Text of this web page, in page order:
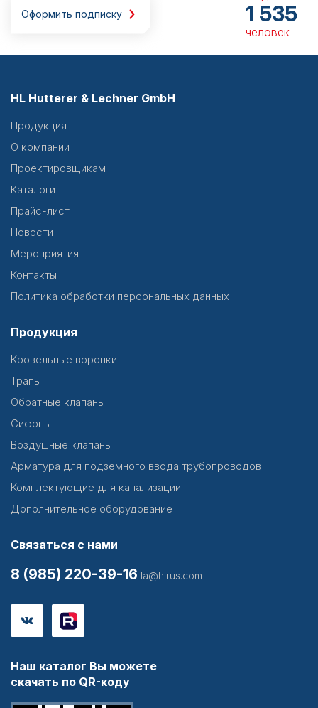
Оформить подписку 1 535
человек
HL Hutterer & Lechner GmbH
Продукция
О компании
Проектировщикам
Каталоги
Прайс-лист
Новости
Мероприятия
Контакты
Политика обработки персональных данных
Продукция
Кровельные воронки
Трапы
Обратные клапаны
Сифоны
Воздушные клапаны
Арматура для подземного ввода трубопроводов
Комплектующие для канализации
Дополнительное оборудование
Связаться с нами
8 (985) 220-39-16 la@hlrus.com
Наш каталог Вы можете
скачать по QR-коду